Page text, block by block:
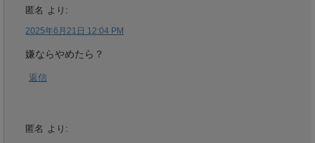
匿名 より:
2025年6月21日 12:04 PM
嫌ならやめたら？
返信
匿名 より: